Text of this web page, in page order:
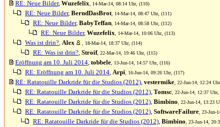
RE: Neue Bilder, Wuzefelix , 14-Mar-14, 08:14 Uhr, (110)
RE: Neue Bilder, BerndDasBrot , 14-Mar-14, 08:47 Uhr, (111)
RE: Neue Bilder, BabyTeffan , 14-Mar-14, 08:58 Uhr, (112)
RE: Neue Bilder, Wuzefelix , 14-Mar-14, 10:06 Uhr, (113)
Was ist drin?, Alex , 18-Mar-14, 18:37 Uhr, (114)
RE: Was ist drin?, Stroif, 22-Mar-14, 19:46 Uhr, (115)
Eröffnung am 10. Juli 2014, tobbele , 13-Jun-14, 14:57 Uhr, (116)
RE: Eröffnung am 10. Juli 2014, Arpi , 16-Jun-14, 09:26 Uhr, (117)
RE: Ratatouille Darkride für die Studios (2012), vestermike , 22-Jun-14, 12:24
RE: Ratatouille Darkride für die Studios (2012), Tomsc , 22-Jun-14, 12:37
RE: Ratatouille Darkride für die Studios (2012), Bimbino , 22-Jun-14, 13:23
RE: Ratatouille Darkride für die Studios (2012), SoftwareFailure , 23-Jun-
RE: Ratatouille Darkride für die Studios (2012), Bimbino , 23-Jun-14,